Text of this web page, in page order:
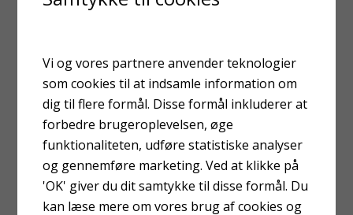
Kvalitetsblæsemidler til effektiv og ensartet
SANDBLÆSNING
Kraftfulde løsninger til præcis og ensartet
overfladebehandling. →
Vi og vores partnere anvender teknologier
som cookies til at indsamle information om
dig til flere formål. Disse formål inkluderer at
forbedre brugeroplevelsen, øge
funktionaliteten, udføre statistiske analyser
og gennemføre marketing. Ved at klikke på
'OK' giver du dit samtykke til disse formål. Du
kan læse mere om vores brug af cookies og